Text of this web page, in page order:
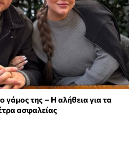
της – Η αλήθεια για τα
ασφαλείας